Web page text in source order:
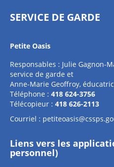
SERVICE DE GARDE
Petite Oasis
Responsables : Julie Gagnon-
service de garde et
Anne-Marie Geoffroy,
Téléphone : 418 624-3756
Télécopieur : 418 626-2113
Courriel :
Liens vers les
personnel)